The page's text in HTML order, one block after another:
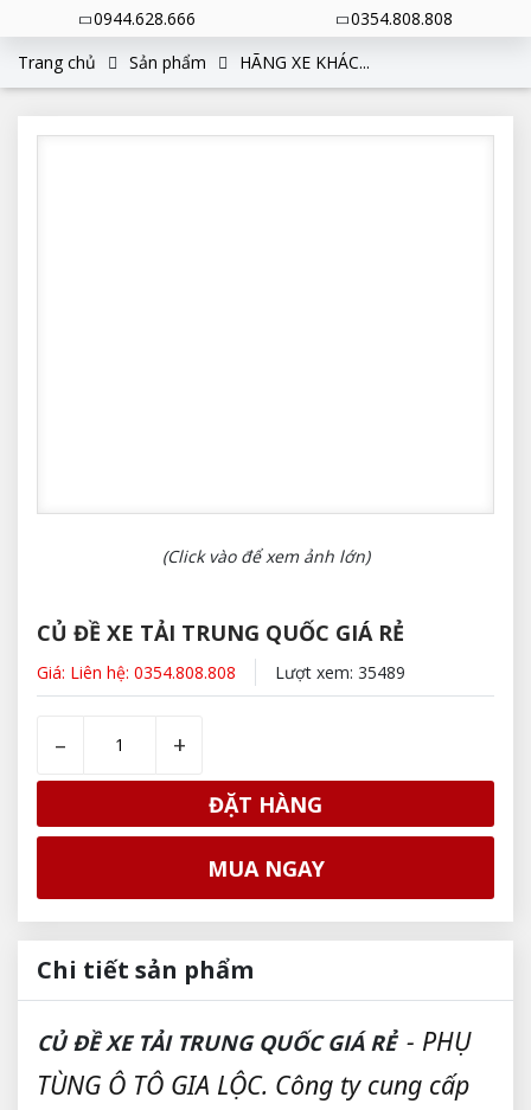
0944.628.666
0354.808.808
Trang chủ
Sản phẩm HÃNG XE KHÁC...
(Click vào để xem ảnh lớn)
CỦ ĐỀ XE TẢI TRUNG QUỐC GIÁ RẺ
Giá: Liên hệ: 0354.808.808 Lượt xem: 35489
– +
ĐẶT HÀNG
MUA NGAY
Chi tiết sản phẩm
CỦ ĐỀ XE TẢI TRUNG QUỐC GIÁ RẺ - PHỤ
TÙNG Ô TÔ GIA LỘC. Công ty cung cấp